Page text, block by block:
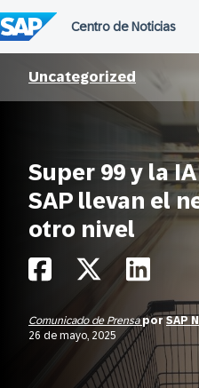
al
contenido
Uncategorized
Super 99 y la
SAP llevan el
otro nivel
Comunicado de Prensapor SAP
26 de mayo, 2025